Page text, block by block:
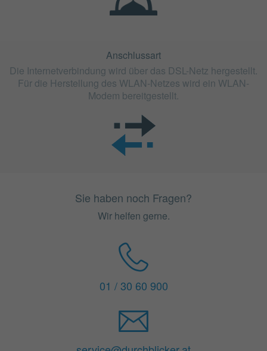
Anschlussart
Die Internetverbindung wird über das DSL-Netz hergestellt.
Für die Herstellung des WLAN-Netzes wird ein WLAN-
Modem bereitgestellt.
Sie haben noch Fragen?
Wir helfen gerne.
01 / 30 60 900